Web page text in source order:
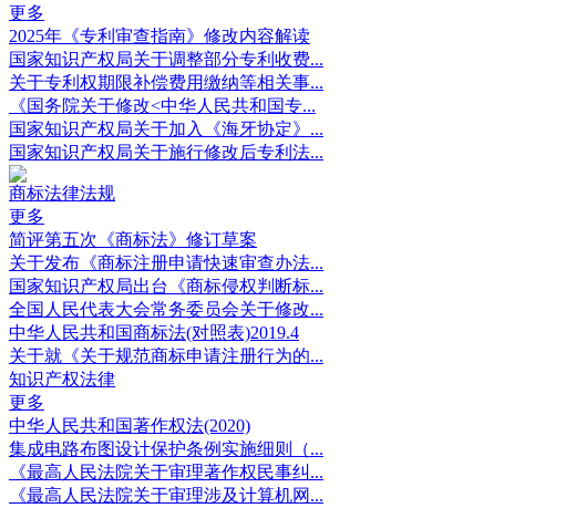
更多
2025年《专利审查指南》修改内容解读
国家知识产权局关于调整部分专利收费...
关于专利权期限补偿费用缴纳等相关事...
《国务院关于修改<中华人民共和国专...
国家知识产权局关于加入《海牙协定》...
国家知识产权局关于施行修改后专利法...
商标法律法规
更多
简评第五次《商标法》修订草案
关于发布《商标注册申请快速审查办法...
国家知识产权局出台《商标侵权判断标...
全国人民代表大会常务委员会关于修改...
中华人民共和国商标法(对照表)2019.4
关于就《关于规范商标申请注册行为的...
知识产权法律
更多
中华人民共和国著作权法(2020)
集成电路布图设计保护条例实施细则（...
《最高人民法院关于审理著作权民事纠...
《最高人民法院关于审理涉及计算机网...